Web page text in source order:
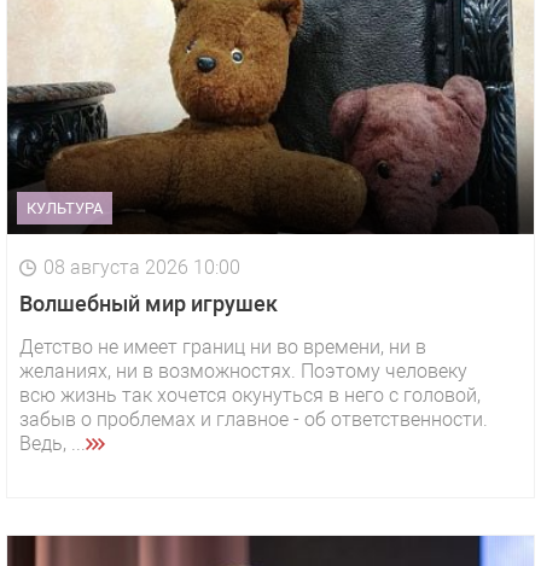
КУЛЬТУРА
08 августа 2026 10:00
Волшебный мир игрушек
Детство не имеет границ ни во времени, ни в
желаниях, ни в возможностях. Поэтому человеку
всю жизнь так хочется окунуться в него с головой,
забыв о проблемах и главное - об ответственности.
Ведь, ...